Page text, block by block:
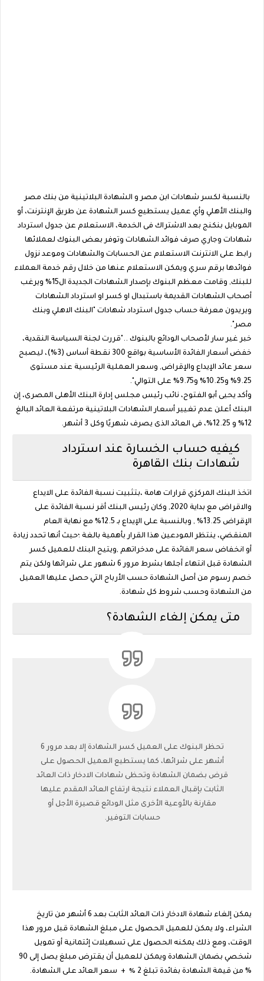
بالنسبة لكسر شهادات ابن مصر و الشهادة البلاتينية من بنك مصر
والبنك الأهلي وأي عميل يستطيع كسر الشهادة عن طريق الإنترنت، أو
الموبايل بنكنج بعد الاشتراك فى الخدمة، الاستعلام عن جدول استرداد
شهادات وجاري صرف فوائد الشهادات وتوفر بعض البنوك لعملائها
رابط على الانترنت الاستعلام عن الحسابات والشهادات وموعد نزول
فوائدها برقم سري ويمكن الاستعلام عنها من خلال رقم خدمة العملاء
للبنك, وقامت معظم البنوك بإصدار الشهادات الجديدة ال15% ويرغب
أصحاب الشهادات القديمة باستبدال او كسر او استرداد الشهادات
ويريدون معرفة حساب جدول استرداد شهادات "البنك الاهلي وبنك
مصر".
خبر غير سار لأصحاب الودائع بالبنوك .."قررت لجنة السياسة النقدية،
خفض أسعار الفائدة الأساسية بواقع 300 نقطة أساس (3%)، ليصبح
سعر عائد الإيداع والإقراض, وسعر العملية الرئيسية عند مستوى
9.25% و10.25% و9.75% على التوالي".
وأكد يحيى أبو الفتوح، نائب رئيس مجلس إدارة البنك الأهلى المصرى، إن
البنك أعلن عدم تغيير أسعار الشهادات البلاتينية مرتفعة العائد البالغ
12% و 12.25%، فى العائد الذى يصرف شهريًا وكل 3 أشهر.
كيفيه حساب الخسارة عند استرداد
شهادات بنك القاهرة
اتخذ البنك المركزي قرارات هامة ،بتثبيت نسبة الفائدة على الايداع
والاقراض مع بداية 2020, وكان رئيس البنك أقر نسبة الفائدة على
الإقراض 13.25% , وبالنسبة على الإيداع بـ 12.5% مع نهاية العام
المنقضي، ينتظر المودعين هذا القرار بأهمية بالغة ؛حيث أنها تحدد زيادة
أو انخفاض سعر الفائدة على مدخراتهم ,ويتيح البنك للعميل كسر
الشهادة قبل انتهاء أجلها بشرط مرور 6 شهور على شرائها ولكن يتم
خصم رسوم من أصل الشهادة حسب الأرباح التي حصل عليها العميل
من الشهادة وحسب شروط كل شهادة.
متى يمكن إلغاء الشهادة؟
تحظر البنوك على العميل كسر الشهادة إلا بعد مرور 6
أشهر على شرائها، كما يستطيع العميل الحصول على
قرض بضمان الشهادة وتحظى شهادات الادخار ذات العائد
الثابت بإقبال العملاء نتيجة ارتفاع العائد المقدم عليها
مقارنة بالأوعية الأخرى مثل الودائع قصيرة الأجل أو
حسابات التوفير.
يمكن إلغاء شهادة الادخار ذات العائد الثابت بعد 6 أشهر من تاريخ
الشراء، ولا يمكن للعميل الحصول على مبلغ الشهادة قبل مرور هذا
الوقت، ومع ذلك يمكنه الحصول على تسهيلات إئتمانية أو تمويل
شخصي بضمان الشهادة ويمكن للعميل أن يقترض مبلغ يصل إلى 90
% من قيمة الشهادة بفائدة تبلغ 2 ٪ + سعر العائد على الشهادة.